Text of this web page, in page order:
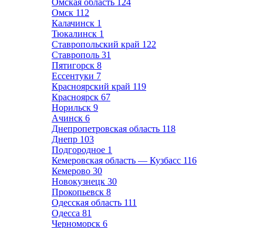
Омская область 124
Омск 112
Калачинск 1
Тюкалинск 1
Ставропольский край 122
Ставрополь 31
Пятигорск 8
Ессентуки 7
Красноярский край 119
Красноярск 67
Норильск 9
Ачинск 6
Днепропетровская область 118
Днепр 103
Подгородное 1
Кемеровская область — Кузбасс 116
Кемерово 30
Новокузнецк 30
Прокопьевск 8
Одесская область 111
Одесса 81
Черноморск 6